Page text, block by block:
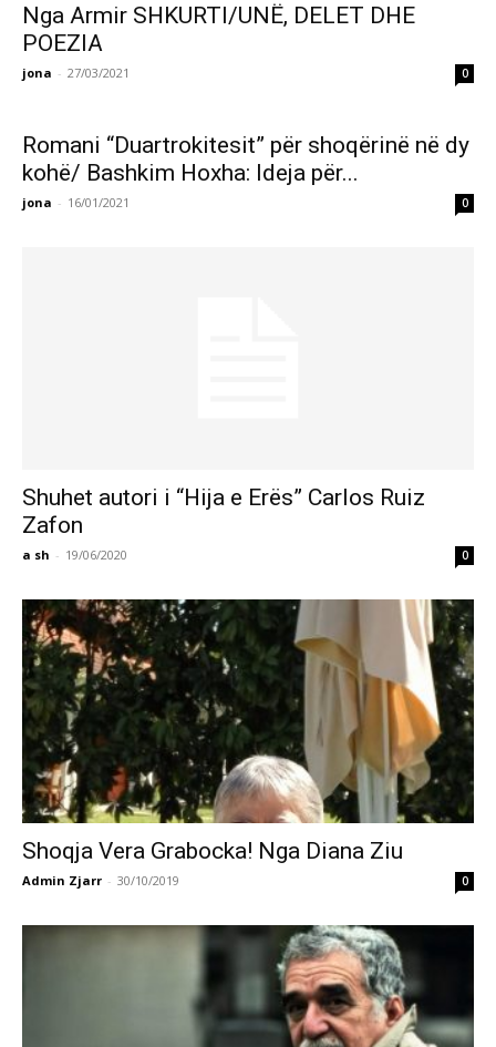
Nga Armir SHKURTI/UNË, DELET DHE
POEZIA
jona - 27/03/2021 0
Romani “Duartrokitesit” për shoqërinë në dy
kohë/ Bashkim Hoxha: Ideja për...
jona - 16/01/2021 0
Shuhet autori i “Hija e Erës” Carlos Ruiz
Zafon
a sh - 19/06/2020 0
Shoqja Vera Grabocka! Nga Diana Ziu
Admin Zjarr - 30/10/2019 0